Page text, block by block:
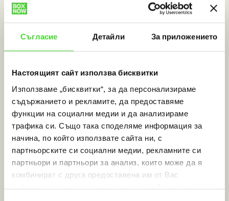
Съгласие Детайли За приложението
Настоящият сайт използва бисквитки
Използваме „бисквитки“, за да персонализираме
съдържанието и рекламите, да предоставяме
функции на социални медии и да анализираме
трафика си. Също така споделяме информация за
начина, по който използвате сайта ни, с
партньорските си социални медии, рекламните си
партньори и партньори за анализ, които може да я
комбинират с друга предоставена им от Вас
информация или с такава, която са събрали от
Returns